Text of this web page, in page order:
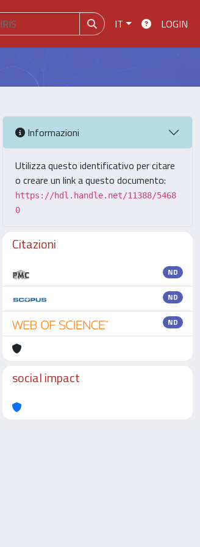
IT LOGIN
Informazioni
Utilizza questo identificativo per citare
o creare un link a questo documento:
https://hdl.handle.net/11388/5468
0
Citazioni
ND
ND
ND
social impact